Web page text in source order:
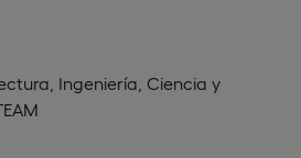
Ingeniería, Ciencia y